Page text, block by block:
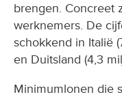
brengen. Concreet
werknemers. De
schokkend in Italië
en Duitsland (4,3
Minimumlonen die